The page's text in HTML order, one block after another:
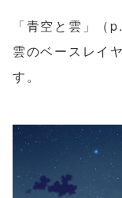
「青空と雲」（
雲のベースレイ
す。